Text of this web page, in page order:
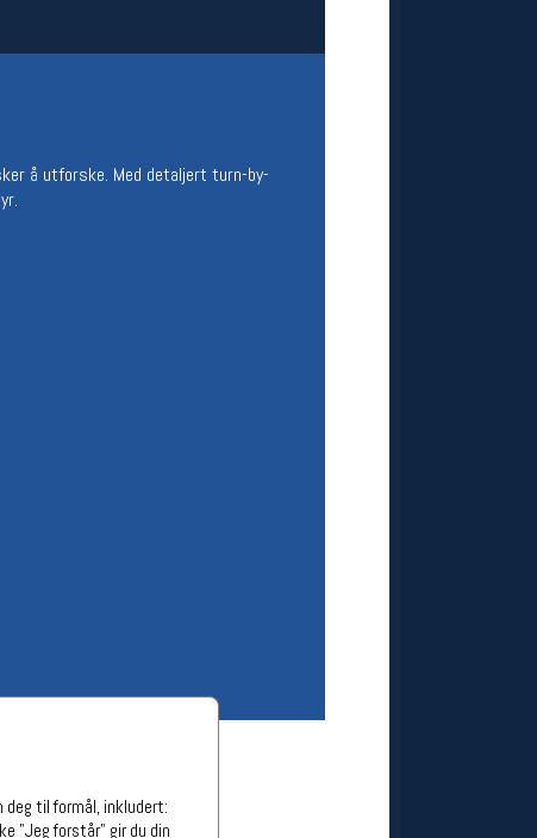
å utforske. Med detaljert turn-by-
deg til formål, inkludert:
"Jeg forstår" gir du din
Oslo Sportslager